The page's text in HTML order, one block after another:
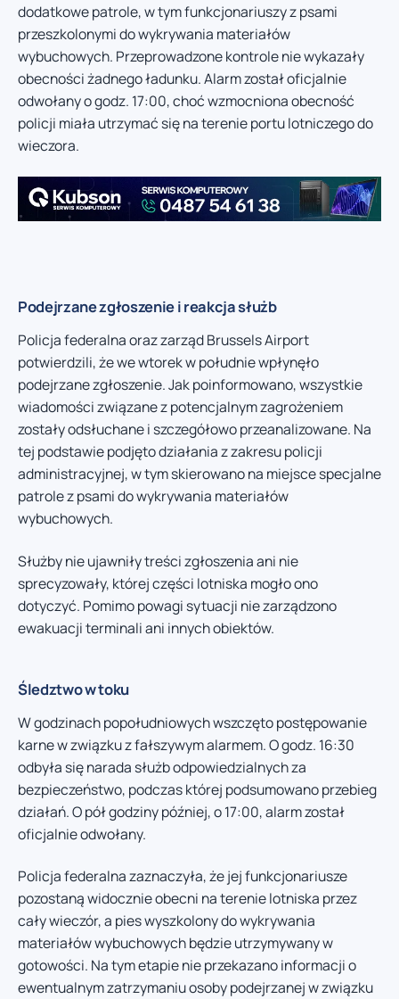
dodatkowe patrole, w tym funkcjonariuszy z psami
przeszkolonymi do wykrywania materiałów
wybuchowych. Przeprowadzone kontrole nie wykazały
obecności żadnego ładunku. Alarm został oficjalnie
odwołany o godz. 17:00, choć wzmocniona obecność
policji miała utrzymać się na terenie portu lotniczego do
wieczora.
Podejrzane zgłoszenie i reakcja służb
Policja federalna oraz zarząd Brussels Airport
potwierdzili, że we wtorek w południe wpłynęło
podejrzane zgłoszenie. Jak poinformowano, wszystkie
wiadomości związane z potencjalnym zagrożeniem
zostały odsłuchane i szczegółowo przeanalizowane. Na
tej podstawie podjęto działania z zakresu policji
administracyjnej, w tym skierowano na miejsce specjalne
patrole z psami do wykrywania materiałów
wybuchowych.
Służby nie ujawniły treści zgłoszenia ani nie
sprecyzowały, której części lotniska mogło ono
dotyczyć. Pomimo powagi sytuacji nie zarządzono
ewakuacji terminali ani innych obiektów.
Śledztwo w toku
W godzinach popołudniowych wszczęto postępowanie
karne w związku z fałszywym alarmem. O godz. 16:30
odbyła się narada służb odpowiedzialnych za
bezpieczeństwo, podczas której podsumowano przebieg
działań. O pół godziny później, o 17:00, alarm został
oficjalnie odwołany.
Policja federalna zaznaczyła, że jej funkcjonariusze
pozostaną widocznie obecni na terenie lotniska przez
cały wieczór, a pies wyszkolony do wykrywania
materiałów wybuchowych będzie utrzymywany w
gotowości. Na tym etapie nie przekazano informacji o
ewentualnym zatrzymaniu osoby podejrzanej w związku